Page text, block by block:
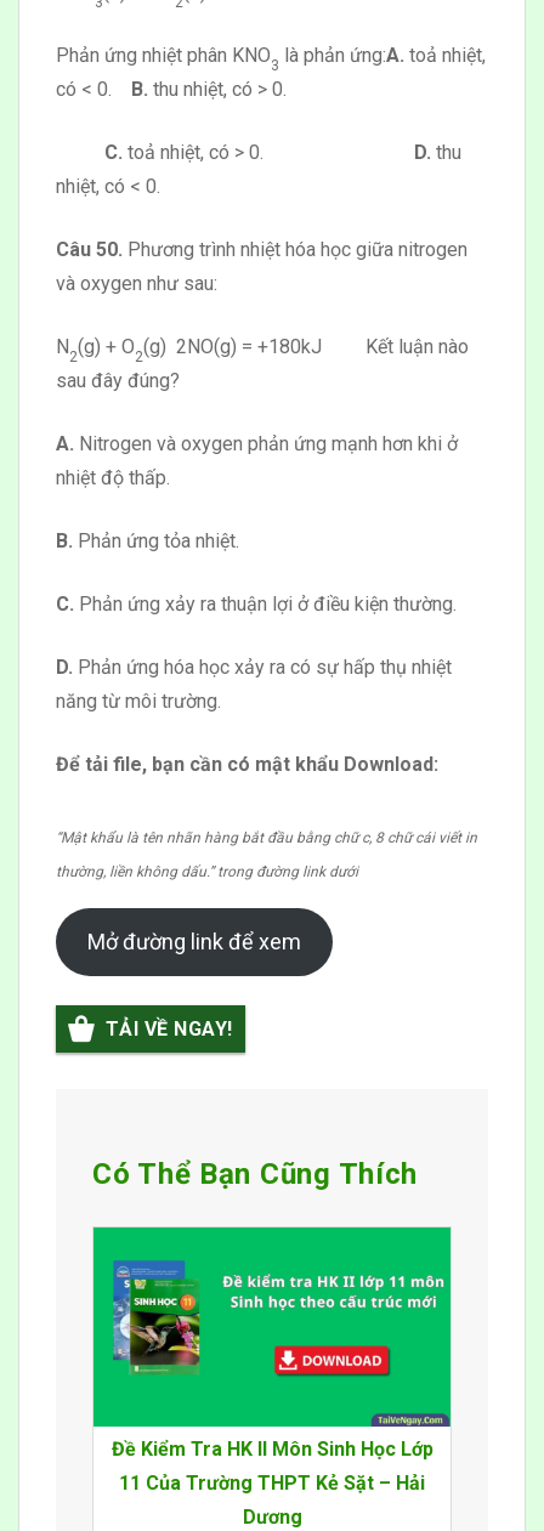
Phản ứng nhiệt phân KNO3 là phản ứng:A. toả nhiệt,
có < 0.
B. thu nhiệt, có > 0.
C. toả nhiệt, có > 0. D. thu
nhiệt, có < 0.
Câu 50. Phương trình nhiệt hóa học giữa nitrogen
và oxygen như sau:
N 2(g) + O2(g) 2NO(g) = +180kJ Kết luận nào
sau đây đúng?
A. Nitrogen và oxygen phản ứng mạnh hơn khi ở
nhiệt độ thấp.
B. Phản ứng tỏa nhiệt.
C. Phản ứng xảy ra thuận lợi ở điều kiện thường.
D. Phản ứng hóa học xảy ra có sự hấp thụ nhiệt
năng từ môi trường.
Để tải file, bạn cần có mật khẩu Download:
“Mật khẩu là tên nhãn hàng bắt đầu bằng chữ c, 8 chữ cái viết in
thường, liền không dấu.” trong đường link dưới
Mở đường link để xem
TẢI VỀ NGAY!
Có Thể Bạn Cũng Thích
Đề Kiểm Tra HK II Môn Sinh Học Lớp
11 Của Trường THPT Kẻ Sặt – Hải
Dương